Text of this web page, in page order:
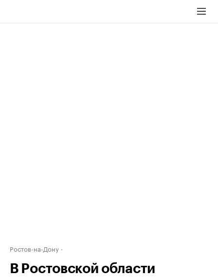
Ростов-на-Дону
В Ростовской области